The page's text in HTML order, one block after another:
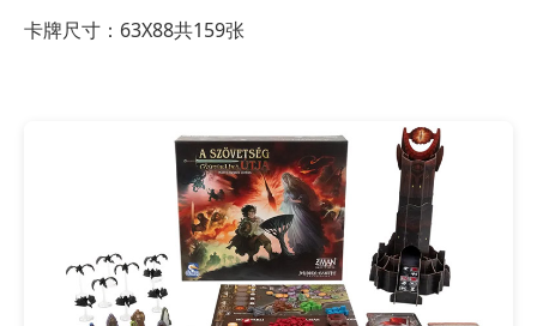
卡牌尺寸：63X88共159张